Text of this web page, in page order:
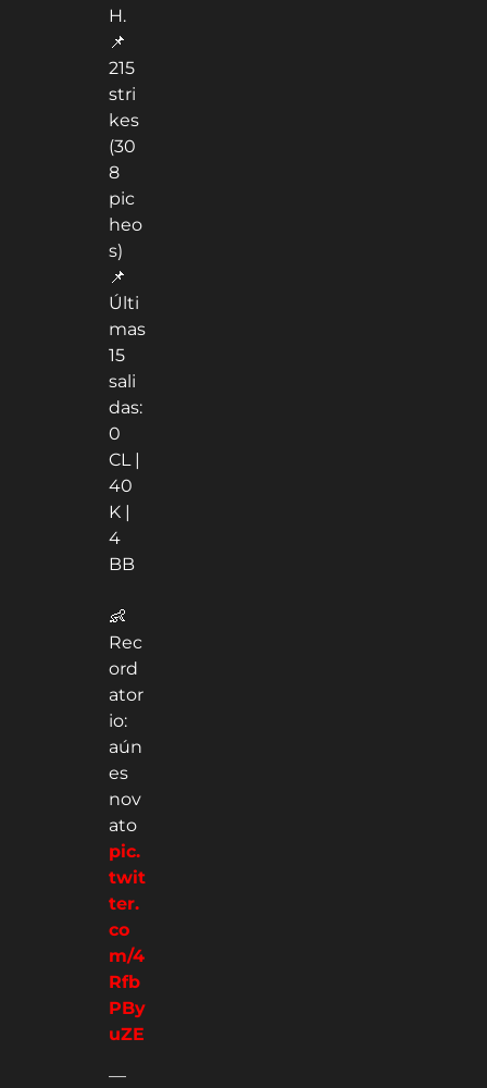
H.
📌
215
stri
kes
(30
8
pic
heo
s)
📌
Últi
mas
15
sali
das:
0
CL |
40
K |
4
BB
👶
Rec
ord
ator
io:
aún
es
nov
ato
pic.
twit
ter.
co
m/4
Rfb
PBy
uZE
—